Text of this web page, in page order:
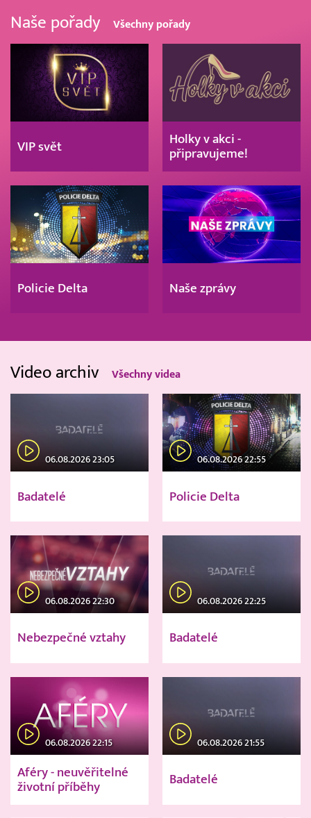
Naše pořady Všechny pořady
VIP svět
Holky v akci -
připravujeme!
Policie Delta Naše zprávy
Video archiv Všechny videa
06.08.2026 23:05
Badatelé
06.08.2026 22:55
Policie Delta
06.08.2026 22:30
Nebezpečné vztahy
06.08.2026 22:25
Badatelé
06.08.2026 22:15
Aféry - neuvěřitelné
životní příběhy
06.08.2026 21:55
Badatelé